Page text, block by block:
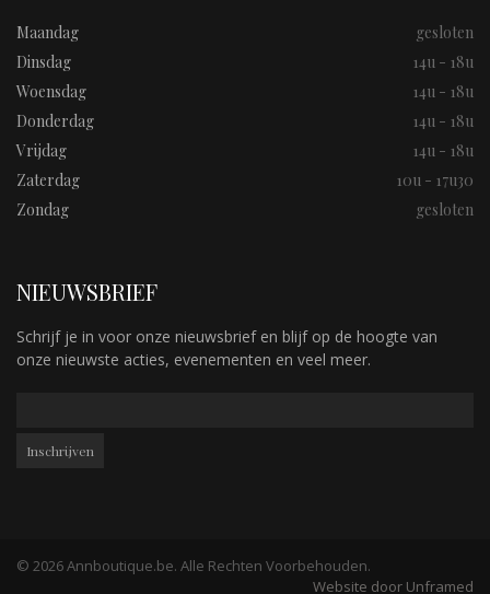
Maandag
gesloten
Dinsdag
14u - 18u
Woensdag
14u - 18u
Donderdag
14u - 18u
Vrijdag
14u - 18u
Zaterdag
10u - 17u30
Zondag
gesloten
NIEUWSBRIEF
Schrijf je in voor onze nieuwsbrief en blijf op de hoogte van
onze nieuwste acties, evenementen en veel meer.
© 2026 Annboutique.be. Alle Rechten Voorbehouden.
Website door Unframed